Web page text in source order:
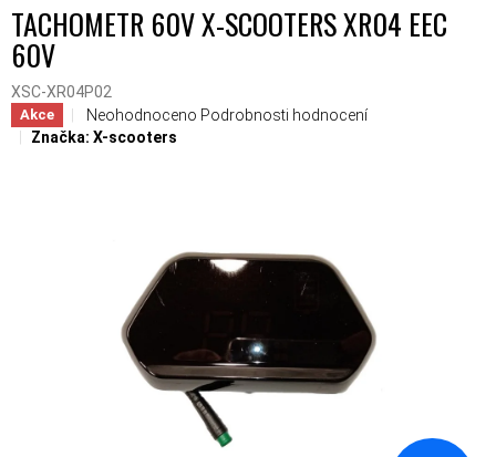
TACHOMETR 60V X-SCOOTERS XR04 EEC
60V
XSC-XR04P02
Akce Průměrné hodnocení produktu je 0,0 z 5 hvězdiček.
Neohodnoceno Podrobnosti hodnocení
Značka: X-scooters